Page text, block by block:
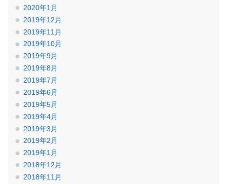
2020年1月
2019年12月
2019年11月
2019年10月
2019年9月
2019年8月
2019年7月
2019年6月
2019年5月
2019年4月
2019年3月
2019年2月
2019年1月
2018年12月
2018年11月